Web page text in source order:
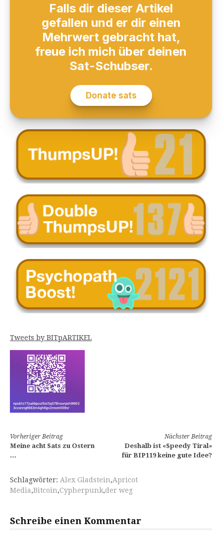
Tweets by BITpARTIKEL
Weiterlesen
Vorheriger Beitrag
Meine acht Sats zu Ostern
…
Nächster Beitrag
Deshalb ist «Speedy Tiral»
für BIP119 keine gute Idee?
Schlagwörter: Alex Gladstein,Apricot
Media,Bitcoin,Cypherpunk,der weg
Schreibe einen Kommentar